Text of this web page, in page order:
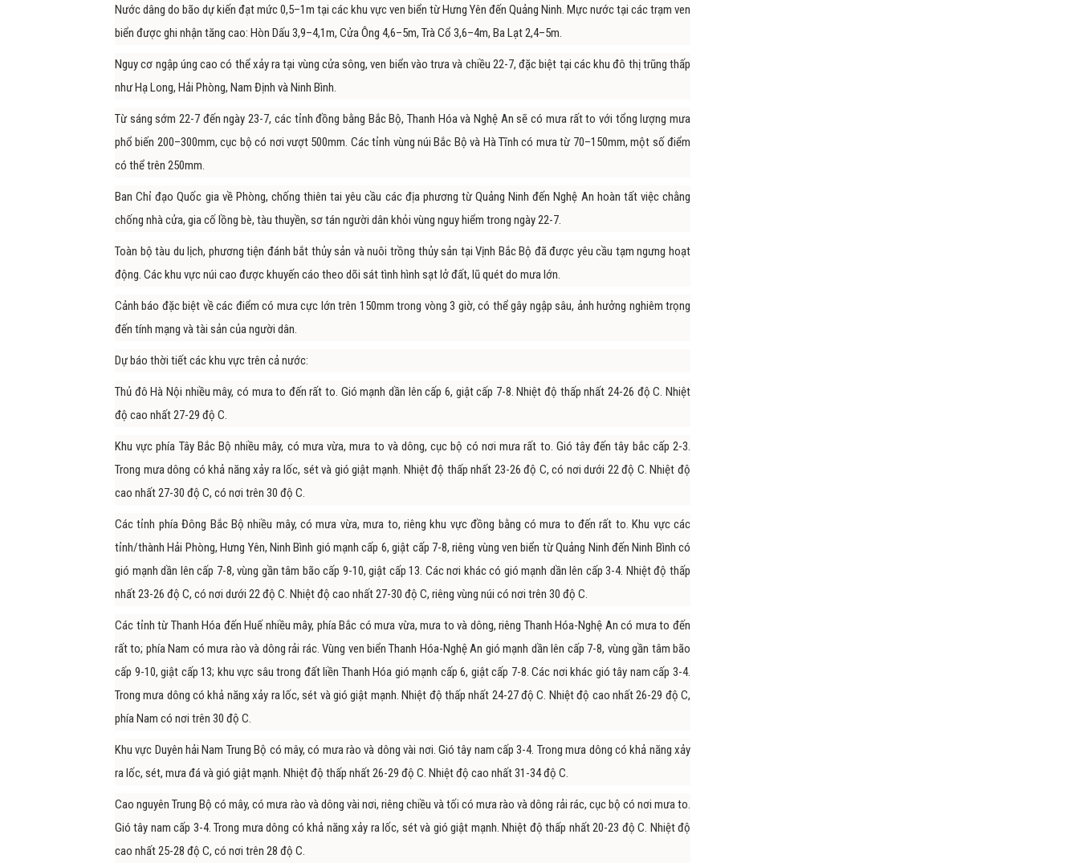
Nước dâng do bão dự kiến đạt mức 0,5–1m tại các khu vực ven biển từ Hưng Yên đến Quảng Ninh. Mực nước tại các trạm ven
biển được ghi nhận tăng cao: Hòn Dấu 3,9–4,1m, Cửa Ông 4,6–5m, Trà Cổ 3,6–4m, Ba Lạt 2,4–5m.
Nguy cơ ngập úng cao có thể xảy ra tại vùng cửa sông, ven biển vào trưa và chiều 22-7, đặc biệt tại các khu đô thị trũng thấp
như Hạ Long, Hải Phòng, Nam Định và Ninh Bình.
Từ sáng sớm 22-7 đến ngày 23-7, các tỉnh đồng bằng Bắc Bộ, Thanh Hóa và Nghệ An sẽ có mưa rất to với tổng lượng mưa
phổ biến 200–300mm, cục bộ có nơi vượt 500mm. Các tỉnh vùng núi Bắc Bộ và Hà Tĩnh có mưa từ 70–150mm, một số điểm
có thể trên 250mm.
Ban Chỉ đạo Quốc gia về Phòng, chống thiên tai yêu cầu các địa phương từ Quảng Ninh đến Nghệ An hoàn tất việc chằng
chống nhà cửa, gia cố lồng bè, tàu thuyền, sơ tán người dân khỏi vùng nguy hiểm trong ngày 22-7.
Toàn bộ tàu du lịch, phương tiện đánh bắt thủy sản và nuôi trồng thủy sản tại Vịnh Bắc Bộ đã được yêu cầu tạm ngưng hoạt
động. Các khu vực núi cao được khuyến cáo theo dõi sát tình hình sạt lở đất, lũ quét do mưa lớn.
Cảnh báo đặc biệt về các điểm có mưa cực lớn trên 150mm trong vòng 3 giờ, có thể gây ngập sâu, ảnh hưởng nghiêm trọng
đến tính mạng và tài sản của người dân.
Dự báo thời tiết các khu vực trên cả nước:
Thủ đô Hà Nội nhiều mây, có mưa to đến rất to. Gió mạnh dần lên cấp 6, giật cấp 7-8. Nhiệt độ thấp nhất 24-26 độ C. Nhiệt
độ cao nhất 27-29 độ C.
Khu vực phía Tây Bắc Bộ nhiều mây, có mưa vừa, mưa to và dông, cục bộ có nơi mưa rất to. Gió tây đến tây bắc cấp 2-3.
Trong mưa dông có khả năng xảy ra lốc, sét và gió giật mạnh. Nhiệt độ thấp nhất 23-26 độ C, có nơi dưới 22 độ C. Nhiệt độ
cao nhất 27-30 độ C, có nơi trên 30 độ C.
Các tỉnh phía Đông Bắc Bộ nhiều mây, có mưa vừa, mưa to, riêng khu vực đồng bằng có mưa to đến rất to. Khu vực các
tỉnh/thành Hải Phòng, Hưng Yên, Ninh Bình gió mạnh cấp 6, giật cấp 7-8, riêng vùng ven biển từ Quảng Ninh đến Ninh Bình có
gió mạnh dần lên cấp 7-8, vùng gần tâm bão cấp 9-10, giật cấp 13. Các nơi khác có gió mạnh dần lên cấp 3-4. Nhiệt độ thấp
nhất 23-26 độ C, có nơi dưới 22 độ C. Nhiệt độ cao nhất 27-30 độ C, riêng vùng núi có nơi trên 30 độ C.
Các tỉnh từ Thanh Hóa đến Huế nhiều mây, phía Bắc có mưa vừa, mưa to và dông, riêng Thanh Hóa-Nghệ An có mưa to đến
rất to; phía Nam có mưa rào và dông rải rác. Vùng ven biển Thanh Hóa-Nghệ An gió mạnh dần lên cấp 7-8, vùng gần tâm bão
cấp 9-10, giật cấp 13; khu vực sâu trong đất liền Thanh Hóa gió mạnh cấp 6, giật cấp 7-8. Các nơi khác gió tây nam cấp 3-4.
Trong mưa dông có khả năng xảy ra lốc, sét và gió giật mạnh. Nhiệt độ thấp nhất 24-27 độ C. Nhiệt độ cao nhất 26-29 độ C,
phía Nam có nơi trên 30 độ C.
Khu vực Duyên hải Nam Trung Bộ có mây, có mưa rào và dông vài nơi. Gió tây nam cấp 3-4. Trong mưa dông có khả năng xảy
ra lốc, sét, mưa đá và gió giật mạnh. Nhiệt độ thấp nhất 26-29 độ C. Nhiệt độ cao nhất 31-34 độ C.
Cao nguyên Trung Bộ có mây, có mưa rào và dông vài nơi, riêng chiều và tối có mưa rào và dông rải rác, cục bộ có nơi mưa to.
Gió tây nam cấp 3-4. Trong mưa dông có khả năng xảy ra lốc, sét và gió giật mạnh. Nhiệt độ thấp nhất 20-23 độ C. Nhiệt độ
cao nhất 25-28 độ C, có nơi trên 28 độ C.